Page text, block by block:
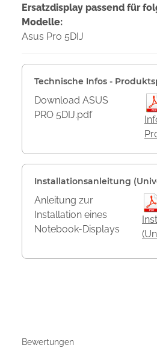
Ersatzdisplay passend für
Modelle:
Asus Pro 5DIJ
Technische Infos -
Download ASUS
PRO 5DIJ.pdf
Installationsanleitung
Anleitung zur
Installation eines
Notebook-Displays
Bewertungen